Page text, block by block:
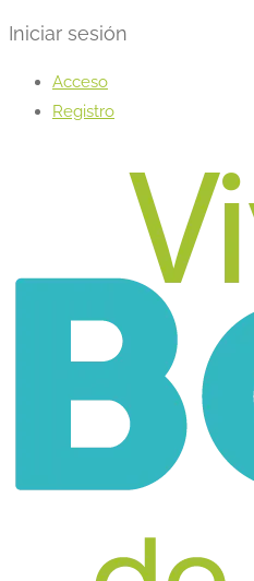
Iniciar sesión
Acceso
Registro